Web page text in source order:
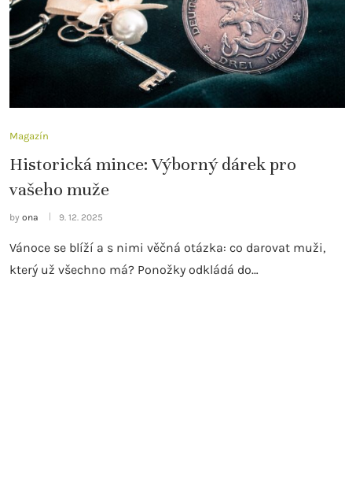
Magazín
Historická mince: Výborný dárek pro
vašeho muže
by ona 9. 12. 2025
Vánoce se blíží a s nimi věčná otázka: co darovat muži,
který už všechno má? Ponožky odkládá do…